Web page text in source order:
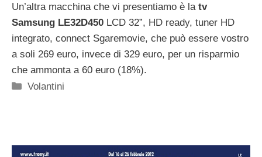
Un’altra macchina che vi presentiamo è la tv
Samsung LE32D450 LCD 32”, HD ready, tuner HD
integrato, connect Sgaremovie, che può essere vostro
a soli 269 euro, invece di 329 euro, per un risparmio
che ammonta a 60 euro (18%).
Categorie
Volantini